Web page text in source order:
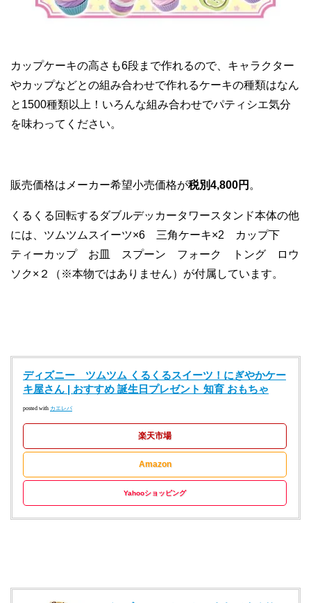
カップケーキの高さも6段まで作れるので、キャラクター
やカップなどとの組み合わせで作れるケーキの種類はなん
と1500種類以上！いろんな組み合わせでパティシエ気分
を味わってください。
販売価格はメーカー希望小売価格が税別4,800円 。
くるくる回転するダブルデッカータワースタンド本体の他
には、ツムツムスイーツ×6 三角ケーキ×2 カップ下
ティーカップ お皿 スプーン フォーク トング ロウ
ソク×２（※本物ではありません）が付属しています。
ディズニー ツムツム くるくるスイーツ！にぎやかケー
キ屋さん | おすすめ 誕生日プレゼント 知育 おもちゃ
posted with カエレバ
楽天市場
Amazon
Yahooショッピング